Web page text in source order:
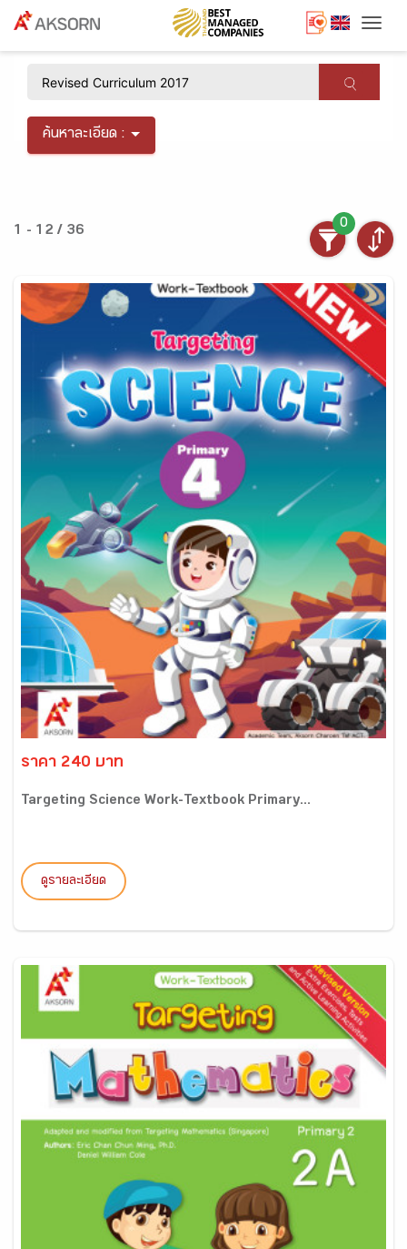
ค้นหาละเอียด :
1 - 12 / 36
0
ราคา 240 บาท
Targeting Science Work-Textbook Primary...
ดูรายละเอียด